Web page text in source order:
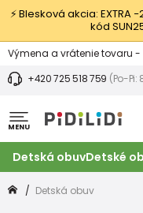
⚡ Blesková akcia: EXTRA
kód
Výmena a vrátenie tovaru -
Zľava 3,80 EUR na prvý
+420 725 518 759 (Po-Pi:
MENU
Detská obuvDetské
Detská obuv